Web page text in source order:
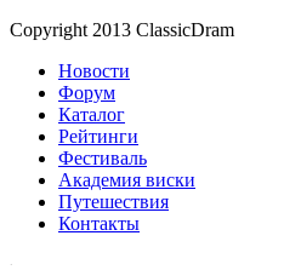
Copyright 2013 ClassicDram
Новости
Форум
Каталог
Рейтинги
Фестиваль
Академия виски
Путешествия
Контакты